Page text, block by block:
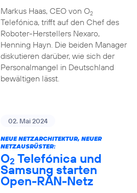
Markus Haas, CEO von O2
Telefónica, trifft auf den Chef des
Roboter-Herstellers Nexaro,
Henning Hayn. Die beiden Manager
diskutieren darüber, wie sich der
Personalmangel in Deutschland
bewältigen lässt.
02. Mai 2024
NEUE NETZARCHITEKTUR, NEUER
NETZAUSRÜSTER:
O2 Telefónica und
Samsung starten
Open-RAN-Netz